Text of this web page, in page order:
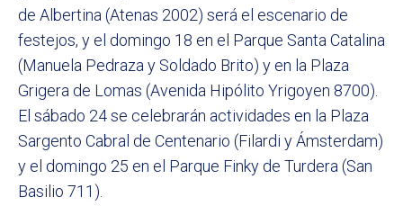
de Albertina (Atenas 2002) será el escenario de
festejos, y el domingo 18 en el Parque Santa Catalina
(Manuela Pedraza y Soldado Brito) y en la Plaza
Grigera de Lomas (Avenida Hipólito Yrigoyen 8700).
El sábado 24 se celebrarán actividades en la Plaza
Sargento Cabral de Centenario (Filardi y Ámsterdam)
y el domingo 25 en el Parque Finky de Turdera (San
Basilio 711).